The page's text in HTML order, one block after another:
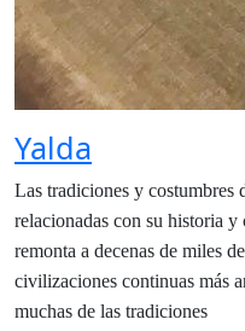
Yalda
Las tradiciones y costumbres
relacionadas con su historia
remonta a decenas de miles
civilizaciones continuas más
muchas de las tradiciones